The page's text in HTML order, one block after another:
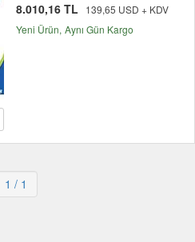
8.010,16 TL
139,65 USD + KDV
Yeni Ürün Aynı Gün Kargo
1 / 1